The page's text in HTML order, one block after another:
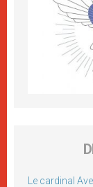
Le cardinal